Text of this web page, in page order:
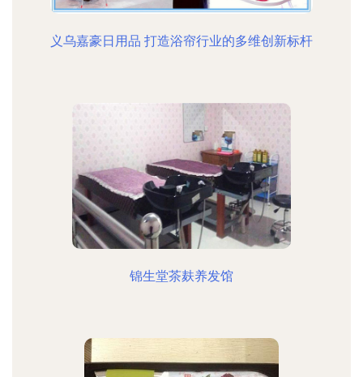
义乌嘉豪日用品 打造浴帘行业的多维创新标杆
锦生堂茶麸养发馆